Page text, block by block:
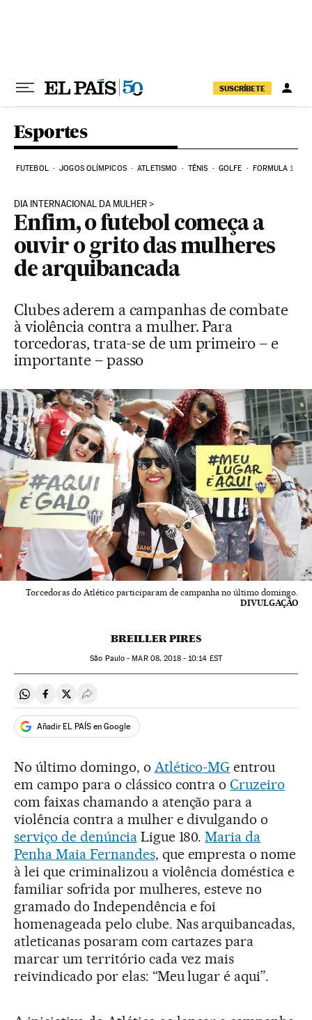
SUSCRÍBETE
Esportes
FUTEBOL JOGOS OLÍMPICOS ATLETISMO TÊNIS GOLFE FORMULA 1
DIA INTERNACIONAL DA MULHER
Enfim, o futebol começa a
ouvir o grito das mulheres
de arquibancada
Clubes aderem a campanhas de combate
à violência contra a mulher. Para
torcedoras, trata-se de um primeiro – e
importante – passo
Torcedoras do Atlético participaram de campanha no último domingo.
DIVULGAÇÃO
BREILLER PIRES
São Paulo - MAR08, 2018 - 10:14 EST
Compartir en Whatsapp
Compartir en Facebook
Compartir en Twitter
Desplegar Redes Sociales
Añadir EL PAÍS en Google
No último domingo, o Atlético-MG entrou
em campo para o clássico contra oCruzeiro
com faixas chamando a atenção para a
violência contra a mulher e divulgando o
serviço de denúnciaLigue 180.Maria da
Penha Maia Fernandes, que empresta o nome
à lei que criminalizou a violência doméstica e
familiar sofrida por mulheres, esteve no
gramado do Independência e foi
homenageada pelo clube. Nas arquibancadas,
atleticanas posaram com cartazes para
marcar um território cada vez mais
reivindicado por elas: “Meu lugar é aqui”.